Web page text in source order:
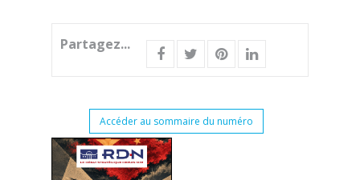
Partagez...
Accéder au sommaire du numéro